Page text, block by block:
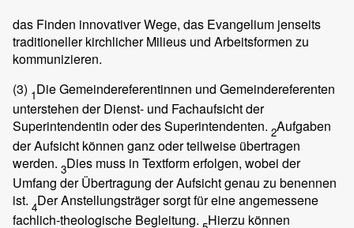
das Finden innovativer Wege, das Evangelium jenseits
traditioneller kirchlicher Milieus und Arbeitsformen zu
kommunizieren.
(3) 1Die Gemeindereferentinnen und Gemeindereferenten
unterstehen der Dienst- und Fachaufsicht der
Superintendentin oder des Superintendenten. 2Aufgaben
der Aufsicht können ganz oder teilweise übertragen
werden. 3Dies muss in Textform erfolgen, wobei der
Umfang der Übertragung der Aufsicht genau zu benennen
ist. 4Der Anstellungsträger sorgt für eine angemessene
fachlich-theologische Begleitung. Hierzu können